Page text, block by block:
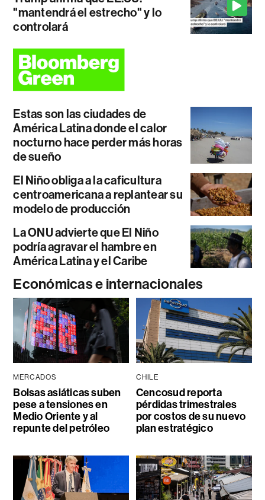
"mantendrá el estrecho" y lo
controlará
Estas son las ciudades de
América Latina donde el calor
nocturno hace perder más horas
de sueño
El Niño obliga a la caficultura
centroamericana a replantear su
modelo de producción
La ONU advierte que El Niño
podría agravar el hambre en
América Latina y el Caribe
Económicas e internacionales
MERCADOS
Bolsas asiáticas suben
pese a tensiones en
Medio Oriente y al
repunte del petróleo
CHILE
Cencosud reporta
pérdidas trimestrales
por costos de su nuevo
plan estratégico